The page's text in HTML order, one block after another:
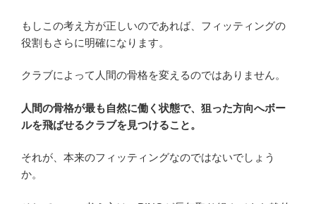
もしこの考え方が正しいのであれば、フィッティングの
役割もさらに明確になります。
クラブによって人間の骨格を変えるのではありません。
人間の骨格が最も自然に働く状態で、狙った方向へボー
ルを飛ばせるクラブを見つけること。
それが、本来のフィッティングなのではないでしょう
か。